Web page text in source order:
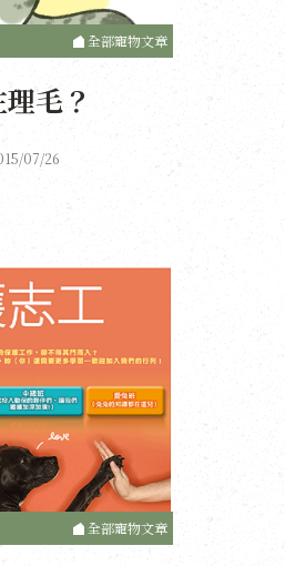
全部寵物文章
毛？
07/26
全部寵物文章